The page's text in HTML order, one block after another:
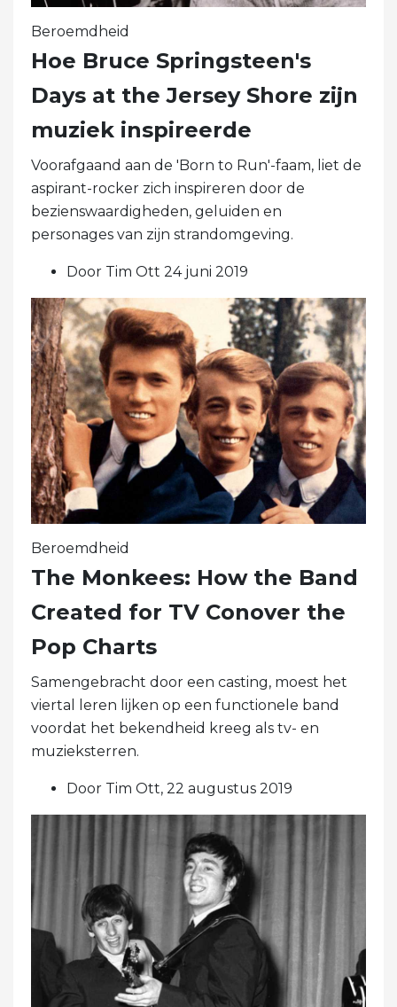
Beroemdheid
Hoe Bruce Springsteen's
Days at the Jersey Shore zijn
muziek inspireerde
Voorafgaand aan de 'Born to Run'-faam, liet de
aspirant-rocker zich inspireren door de
bezienswaardigheden, geluiden en
personages van zijn strandomgeving.
Door Tim Ott 24 juni 2019
Beroemdheid
The Monkees: How the Band
Created for TV Conover the
Pop Charts
Samengebracht door een casting, moest het
viertal leren lijken op een functionele band
voordat het bekendheid kreeg als tv- en
muzieksterren.
Door Tim Ott, 22 augustus 2019